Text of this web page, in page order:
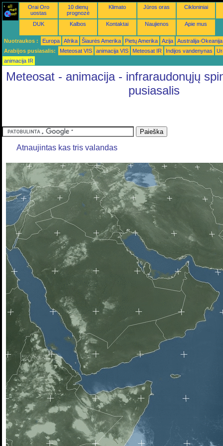
Orai Oro
uostas
10 dienų
prognozė
Klimato Jūros oras Cikloniniai
DUK Kalbos Kontaktai Naujienos Apie mus
Nuotraukos : Europa Afrika Šiaurės Amerika Pietų Amerika Azija
Australija-Okeanija
Arabijos pusiasalis:
Meteosat VIS animacija VIS Meteosat IR Indijos vandenynas
animacija IR
Meteosat - animacija - infraraudonųjų
pusiasalis
Atnaujintas kas tris valandas